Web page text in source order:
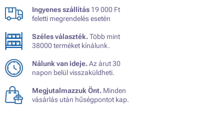
Ingyenes szállítás 19 000 Ft
feletti megrendelés esetén
Széles választék.Több mint
38000 terméket kínálunk.
Nálunk van ideje.Az árut 30
napon belül visszaküldheti.
Megjutalmazzuk Önt. Minden
vásárlás után hűségpontot kap.